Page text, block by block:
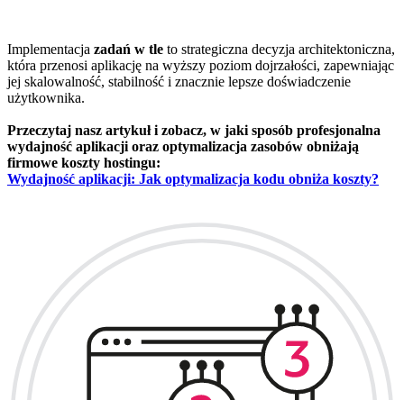
Implementacja zadań w tle to strategiczna decyzja architektoniczna,
która przenosi aplikację na wyższy poziom dojrzałości, zapewniając
jej skalowalność, stabilność i znacznie lepsze doświadczenie
użytkownika.
Przeczytaj nasz artykuł i zobacz, w jaki sposób profesjonalna
wydajność aplikacji oraz optymalizacja zasobów obniżają
firmowe koszty hostingu:
Wydajność aplikacji: Jak optymalizacja kodu obniża koszty?